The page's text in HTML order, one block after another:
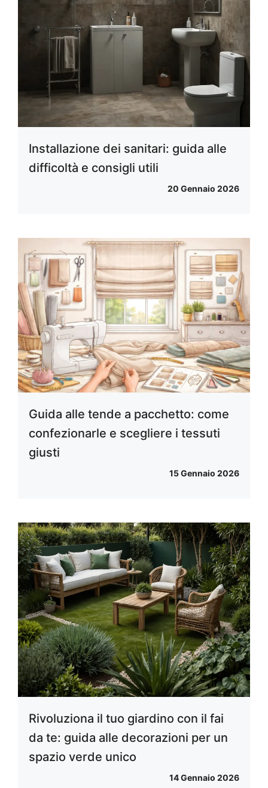
Installazione dei sanitari: guida alle
difficoltà e consigli utili
20 Gennaio 2026
Guida alle tende a pacchetto: come
confezionarle e scegliere i tessuti
giusti
15 Gennaio 2026
Rivoluziona il tuo giardino con il fai
da te: guida alle decorazioni per un
spazio verde unico
14 Gennaio 2026